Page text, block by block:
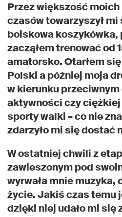
Przez większość
czasów towarzyszył
boiskowa
zacząłem trenować od
amatorsko. Otarłem
Polski a później moja
w kierunku przeciwnym
aktywności czy
sporty walki – co nie
zdarzyło mi się dostać
W ostatniej chwili z
zawieszonym pod
wyrwała mnie muzyka,
życie. Jakiś czas temu
dzięki niej udało mi się